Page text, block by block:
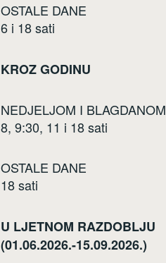
OSTALE DANE
6 i 18 sati
KROZ GODINU
NEDJELJOM I BLAGDANOM
8, 9:30, 11 i 18 sati
OSTALE DANE
18 sati
U LJETNOM RAZDOBLJU
(01.06.2026.-15.09.2026.)